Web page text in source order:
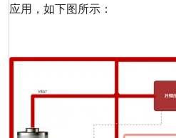
应用 ， 如下图所示：